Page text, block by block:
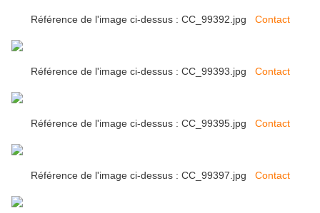
Référence de l'image ci-dessus : CC_99392.jpg Contact
Référence de l'image ci-dessus : CC_99393.jpg Contact
Référence de l'image ci-dessus : CC_99395.jpg Contact
Référence de l'image ci-dessus : CC_99397.jpg Contact